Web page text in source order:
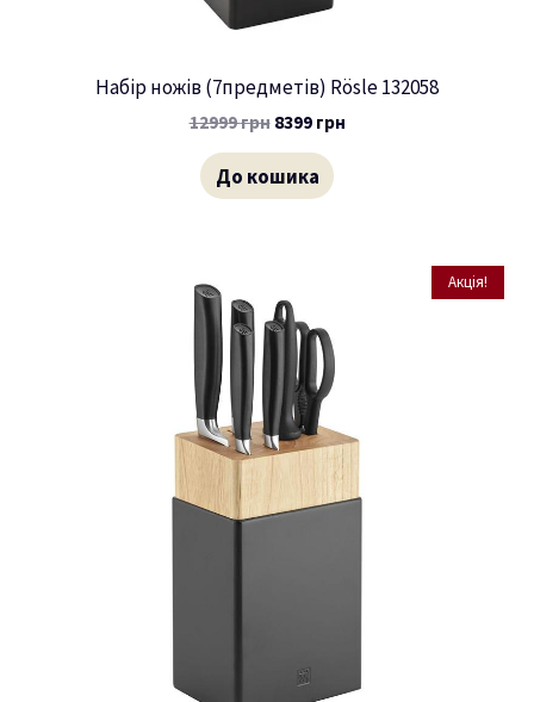
Набір ножів (7предметів) Rösle 132058
12999грн 8399 грн
До кошика
Акція!